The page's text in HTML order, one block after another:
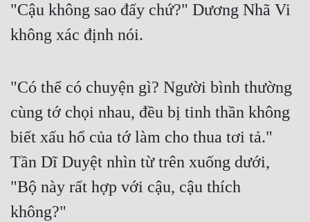
"Cậu không sao đấy chứ?" Dương Nhã Vi
không xác định nói.
"Có thể có chuyện gì? Người bình thường
cùng tớ chọi nhau, đều bị tinh thần không
biết xấu hổ của tớ làm cho thua tơi tả."
Tần Dĩ Duyệt nhìn từ trên xuống dưới,
"Bộ này rất hợp với cậu, cậu thích
không?"